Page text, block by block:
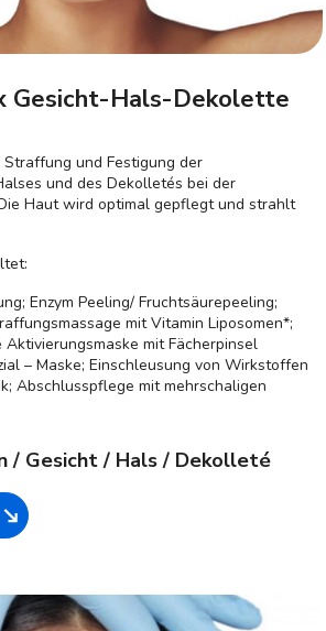
Gesicht-Hals-Dekolette
und Festigung der
und des Dekolletés bei der
Haut wird optimal gepflegt und strahlt
Enzym Peeling/ Fruchtsäurepeeling;
mit Vitamin Liposomen*;
mit Fächerpinsel
– Maske; Einschleusung von Wirkstoffen
Abschlusspflege mit mehrschaligen
/ Gesicht / Hals / Dekolleté